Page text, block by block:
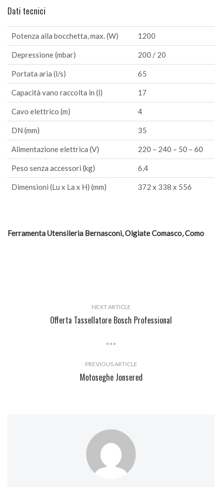
Dati tecnici
Potenza alla bocchetta, max. (W) 1200
Depressione (mbar) 200 / 20
Portata aria (l/s) 65
Capacità vano raccolta in (l) 17
Cavo elettrico (m) 4
DN (mm) 35
Alimentazione elettrica (V) 220 – 240 – 50 – 60
Peso senza accessori (kg) 6,4
Dimensioni (Lu x La x H) (mm) 372 x 338 x 556
Ferramenta Utensileria Bernasconi, Olgiate Comasco, Como
NEXT ARTICLE
Offerta Tassellatore Bosch Professional
PREVIOUS ARTICLE
Motoseghe Jonsered